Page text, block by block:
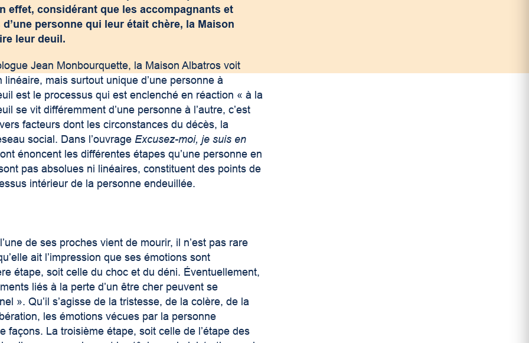
effet, considérant que les accompagnants et
personne qui leur était chère, la Maison
leur deuil.
Jean Monbourquette, la Maison Albatros voit
mais surtout unique d’une personne à
est le processus qui est enclenché en réaction « à la
se vit différemment d’une personne à l’autre, c’est
facteurs dont les circonstances du décès, la
social. Dans l’ouvrage Excusez-moi, je suis en
énoncent les différentes étapes qu’une personne en
pas absolues ni linéaires, constituent des points de
intérieur de la personne endeuillée.
de ses proches vient de mourir, il n’est pas rare
ait l’impression que ses émotions sont
étape, soit celle du choc et du déni. Éventuellement,
liés à la perte d’un être cher peuvent se
». Qu’il s’agisse de la tristesse, de la colère, de la
les émotions vécues par la personne
façons. La troisième étape, soit celle de l’étape des